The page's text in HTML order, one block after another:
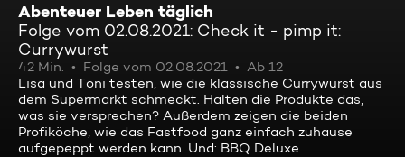
Abenteuer Leben täglich
Folge vom 02.08.2021: Check it - pimp it:
Currywurst
42 Min. Folge vom 02.08.2021
Ab 12
Lisa und Toni testen, wie die klassische Currywurst aus
dem Supermarkt schmeckt. Halten die Produkte das,
was sie versprechen? Außerdem zeigen die beiden
Profiköche, wie das Fastfood ganz einfach zuhause
aufgepeppt werden kann. Und: BBQ Deluxe